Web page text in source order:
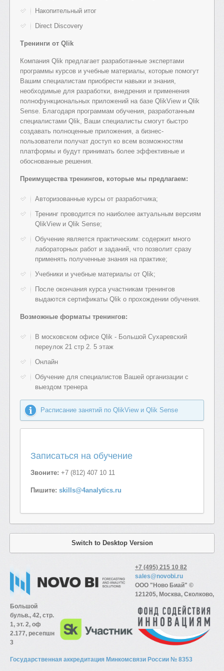
Накопительный итог
Direct Discovery
Тренинги от Qlik
Компания Qlik предлагает разработанные экспертами
программы курсов и учебные материалы, которые помогут
Вашим специалистам приобрести навыки и знания,
необходимые для разработки, внедрения и применения
полнофункциональных приложений на базе QlikView и Qlik
Sense. Благодаря программам обучения, разработанным
специалистами Qlik, Ваши специалисты смогут быстро
создавать полноценные приложения, а бизнес-
пользователи получат доступ ко всем возможностям
платформы и будут принимать более эффективные и
обоснованные решения.
Преимущества тренингов, которые мы предлагаем:
Авторизованные курсы от разработчика;
Тренинг проводится по наиболее актуальным версиям
QlikView и Qlik Sense;
Обучение является практическим: содержит много
лабораторных работ и заданий, что позволит сразу
применять полученные знания на практике;
Учебники и учебные материалы от Qlik;
После окончания курса участникам тренингов
выдаются сертификаты Qlik о прохождении обучения.
Возможные форматы тренингов:
В московском офисе Qlik - Большой Сухаревский
переулок 21 стр 2. 5 этаж
Онлайн
Обучение для специалистов Вашей организации с
выездом тренера
Расписание занятий по QlikView и Qlik Sense
Записаться на обучение
Звоните: +7 (812) 407 10 11
Пишите: skills@4analytics.ru
Switch to Desktop Version
+7 (495) 215 10 82
sales@novobi.ru
ООО "Ново Биай" ©
121205, Москва, Сколково,
Большой
бульв., 42, стр.
1, эт. 2, оф
2.177, ресепшн
3
Государственная аккредитация Минкомсвязи России № 8353